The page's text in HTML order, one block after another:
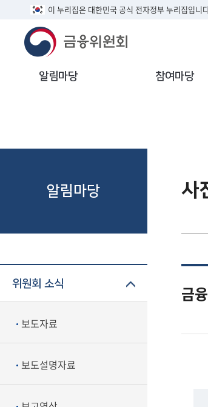
이 누리집은 대한민국 공식 전자정부 누리집입니
알림마당 참여마당
알림마당
위원회 소식
보도자료
보도설명자료
사
금